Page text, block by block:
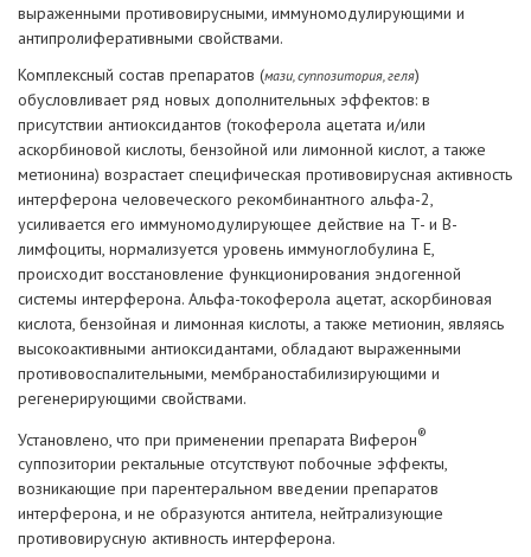
выраженными противовирусными, иммуномодулирующими и
антипролиферативными свойствами.
Комплексный состав препаратов (мази, суппозитория, геля)
обусловливает ряд новых дополнительных эффектов: в
присутствии антиоксидантов (токоферола ацетата и/или
аскорбиновой кислоты, бензойной или лимонной кислот, а также
метионина) возрастает специфическая противовирусная активность
интерферона человеческого рекомбинантного альфа-2,
усиливается его иммуномодулирующее действие на T- и B-
лимфоциты, нормализуется уровень иммуноглобулина E,
происходит восстановление функционирования эндогенной
системы интерферона. Альфа-токоферола ацетат, аскорбиновая
кислота, бензойная и лимонная кислоты, а также метионин, являясь
высокоактивными антиоксидантами, обладают выраженными
противовоспалительными, мембраностабилизирующими и
регенерирующими свойствами.
Установлено, что при применении препарата Виферон®
суппозитории ректальные отсутствуют побочные эффекты,
возникающие при парентеральном введении препаратов
интерферона, и не образуются антитела, нейтрализующие
противовирусную активность интерферона.